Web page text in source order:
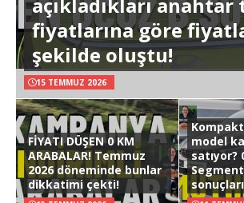
fiyatlarına göre
şekilde oluştu!
15 TEMMUZ 2026
FİYATI DÜŞEN 0 KM
ARABALAR! Temmuz
2026 döneminde bunlar
dikkatimi çekti!
model
satıyor?